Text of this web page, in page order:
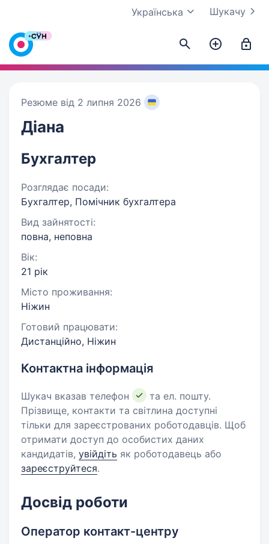
Шукачу
Українська
Резюме від 2 липня 2026
Діана
Бухгалтер
Розглядає посади:
Бухгалтер, Помічник бухгалтера
Вид зайнятості:
повна, неповна
Вік:
21 рік
Місто проживання:
Ніжин
Готовий працювати:
Дистанційно, Ніжин
Контактна інформація
Шукач вказав телефон
та ел. пошту.
Прізвище, контакти та світлина доступні
тільки для зареєстрованих роботодавців. Щоб
отримати доступ до особистих даних
кандидатів, увійдіть як роботодавець або
зареєструйтеся.
Досвід роботи
Оператор контакт-центру